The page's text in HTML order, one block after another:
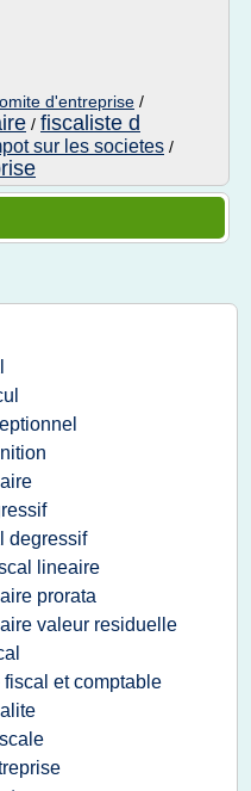
d'entreprise /
/ fiscaliste d
sur les societes /
degressif
lineaire
prorata
valeur residuelle
et comptable